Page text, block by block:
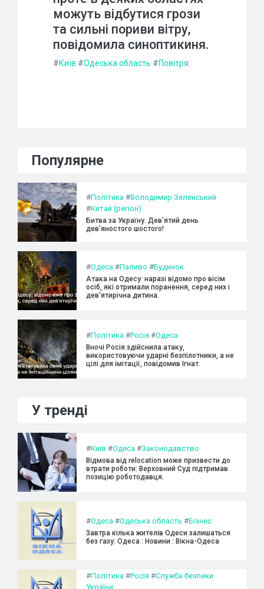
можуть відбутися грози
та сильні пориви вітру,
повідомила синоптикиня.
#Київ #Одеська область #Повітря
Популярне
#Політика #Володимир Зеленський
#Китай (регіон)
Битва за Україну. Дев’ятий день
дев’яностого шостого!
#Одеса #Паливо #Будинок
Атака на Одесу: наразі відомо про вісім
осіб, які отримали поранення, серед них і
дев'ятирічна дитина.
#Політика #Росія #Одеса
Вночі Росія здійснила атаку,
використовуючи ударні безпілотники, а не
цілі для імітації, повідомив Ігнат.
У тренді
#Київ #Одеса #Законодавство
Відмова від relocation може призвести до
втрати роботи: Верховний Суд підтримав
позицію роботодавця.
#Одеса #Одеська область #Бізнес
Завтра кілька жителів Одеси залишаться
без газу: Одеса : Новини : Вікна-Одеса
#Політика #Росія #Служба безпеки
України